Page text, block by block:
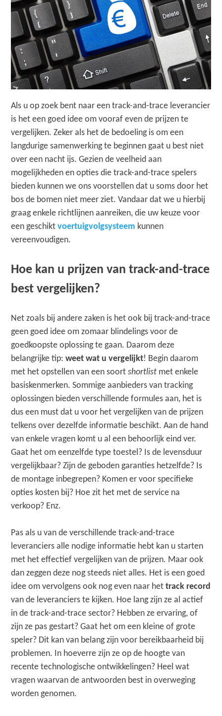
Als u op zoek bent naar een track-and-trace leverancier
is het een goed idee om vooraf even de prijzen te
vergelijken. Zeker als het de bedoeling is om een
langdurige samenwerking te beginnen gaat u best niet
over een nacht ijs. Gezien de veelheid aan
mogelijkheden en opties die track-and-trace spelers
bieden kunnen we ons voorstellen dat u soms door het
bos de bomen niet meer ziet. Vandaar dat we u hierbij
graag enkele richtlijnen aanreiken, die uw keuze voor
een geschiktvoertuigvolgsysteem kunnen
vereenvoudigen.
Hoe kan u prijzen van track-and-trace
best vergelijken?
Net zoals bij andere zaken is het ook bij track-and-trace
geen goed idee om zomaar blindelings voor de
goedkoopste oplossing te gaan. Daarom deze
belangrijke tip:weet wat u vergelijkt! Begin daarom
met het opstellen van een soortshortlist met enkele
basiskenmerken. Sommige aanbieders van tracking
oplossingen bieden verschillende formules aan, het is
dus een must dat u voor het vergelijken van de prijzen
telkens over dezelfde informatie beschikt. Aan de hand
van enkele vragen komt u al een behoorlijk eind ver.
Gaat het om eenzelfde type toestel? Is de levensduur
vergelijkbaar? Zijn de geboden garanties hetzelfde? Is
de montage inbegrepen? Komen er voor specifieke
opties kosten bij? Hoe zit het met de service na
verkoop? Enz.
Pas als u van de verschillende track-and-trace
leveranciers alle nodige informatie hebt kan u starten
met het effectief vergelijken van de prijzen. Maar ook
dan zeggen deze nog steeds niet alles. Het is een goed
idee om vervolgens ook nog even naar het track record
van de leveranciers te kijken. Hoe lang zijn ze al actief
in de track-and-trace sector? Hebben ze ervaring, of
zijn ze pas gestart? Gaat het om een kleine of grote
speler? Dit kan van belang zijn voor bereikbaarheid bij
problemen. In hoeverre zijn ze op de hoogte van
recente technologische ontwikkelingen? Heel wat
vragen waarvan de antwoorden best in overweging
worden genomen.